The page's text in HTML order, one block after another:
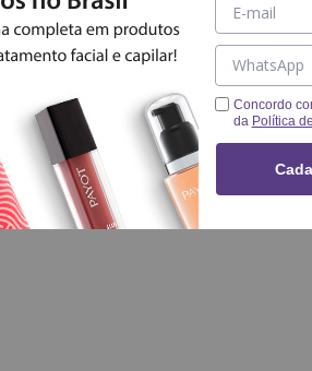
Concordo
da Política